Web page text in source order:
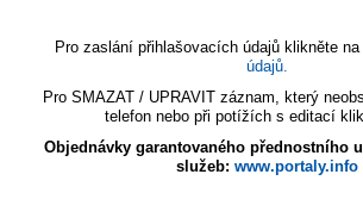
Pro zaslání přihlašovacích údajů klikněte na
údajů.
Pro SMAZAT / UPRAVIT záznam, který
telefon nebo při potížích s editací
Objednávky garantovaného přednostního
služeb: www.portaly.info